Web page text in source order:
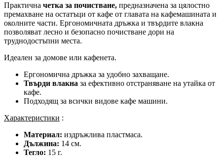
Практична четка за почистване, предназначена за цялостно
премахване на остатъци от кафе от главата на кафемашината и
околните части. Ергономичната дръжка и твърдите влакна
позволяват лесно и безопасно почистване дори на
труднодостъпни места.
Идеален за домове или кафенета.
Ергономична дръжка за удобно захващане.
Твърди влакна за ефективно отстраняване на утайка от
кафе.
Подходящ за всички видове кафе машини.
Характеристики :
Материал: издръжлива пластмаса.
Дължина: 14 см.
Тегло: 15 г.